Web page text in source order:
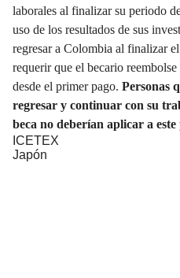
laborales al finalizar su periodo
uso de los resultados de sus
regresar a Colombia al finalizar
requerir que el becario
desde el primer pago. Personas
regresar y continuar con su
beca no deberían aplicar a
ICETEX
Japón